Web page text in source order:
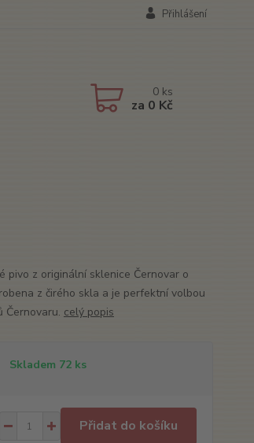
Přihlášení
0 ks
za 0 Kč
pivo z originální sklenice Černovar o
z čirého skla a je perfektní volbou
Černovaru. celý popis
Skladem 72 ks
Přidat do košíku